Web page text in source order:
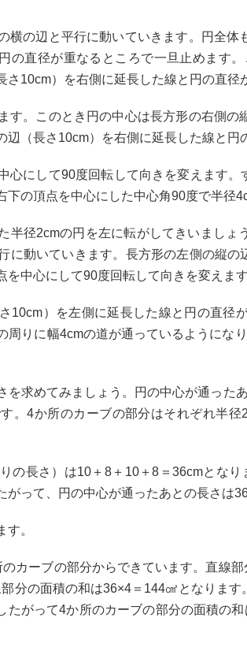
の辺と平行に動いていきます。円全
の直径が重なるところで一旦止めます
10cm）を右側に延長した線と円の直径
。このとき円の中心は長方形の右側
（長さ10cm）を右側に延長した線と円
にして90度回転して向きを変えます
の頂点を中心にした中心角90度で半径
径2cmの円を左に転がしてきいましょ
に動いていきます。長方形の左側の縦
を中心にして90度回転して向きを変えま
）を左側に延長した線と円の直径
周りに幅4cmの道が通っているように
求めてみましょう。円の中心が通った
。4か所のカーブの部分はそれぞれ半
の長さ）は10＋8＋10＋8＝36cmとな
って、円の中心が通ったあとの長さは
。
カーブの部分からできています。直線
分の面積の和は36×4＝144㎠となりま
たがって4か所のカーブの部分の面積の